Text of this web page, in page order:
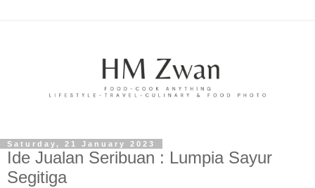
Saturday, 21 January 2023
Ide Jualan Seribuan : Lumpia Sayur
Segitiga